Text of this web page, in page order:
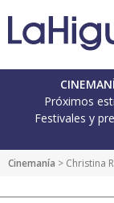
Próximos
Festivales y
Cinemanía > Christina